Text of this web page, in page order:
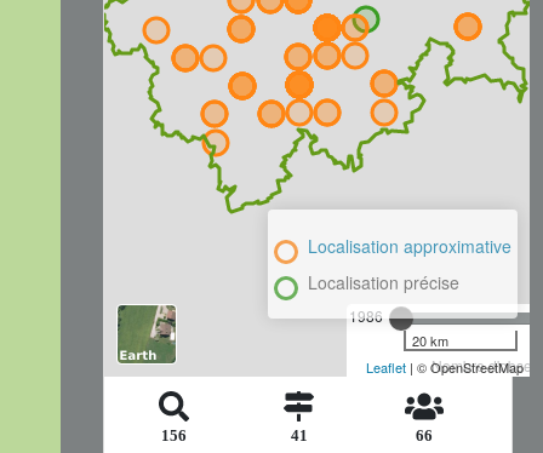
1986
Nombre
Localisation approximative
Localisation précise
20 km
Leaflet | © OpenStreetMap
156 41 66